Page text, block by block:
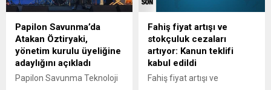
Papilon Savunma’da
Atakan Öztiryaki,
yönetim kurulu üyeliğine
adaylığını açıkladı
Papilon Savunma Teknoloji
Fahiş fiyat artışı ve
stokçuluk cezaları
artıyor: Kanun teklifi
kabul edildi
Fahiş fiyat artışı ve